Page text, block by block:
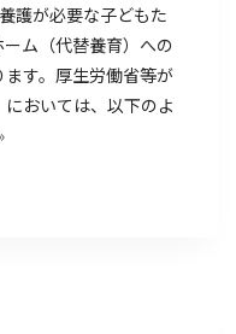
護が必要な子どもた
ム（代替養育）への
す。厚生労働省等が
おいては、以下のよ